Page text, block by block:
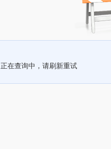
正在查询中，请刷新重试